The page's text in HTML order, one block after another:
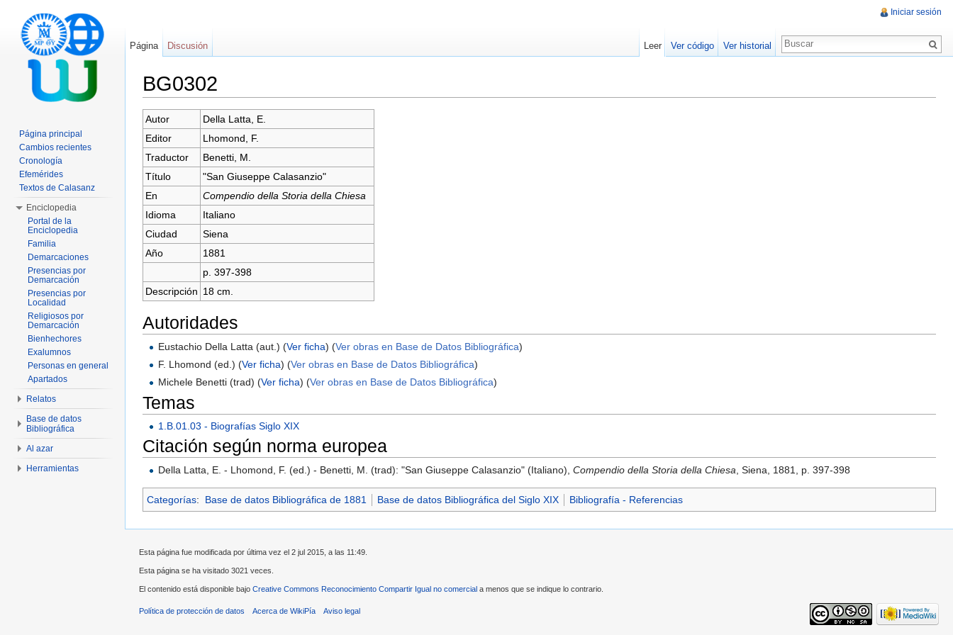
BG0302
Autor
Della Latta, E.
Editor
Lhomond, F.
Traductor
Benetti, M.
Título
"San Giuseppe Calasanzio"
En
Compendio della Storia della Chiesa
Idioma
Italiano
Ciudad
Siena
Año
1881
p. 397-398
Descripción 18 cm.
Autoridades
Eustachio Della Latta (aut.) (Ver ficha) (Ver obras en Base de Datos Bibliográfica)
F. Lhomond (ed.) (Ver ficha) (Ver obras en Base de Datos Bibliográfica)
Michele Benetti (trad) (Ver ficha) (Ver obras en Base de Datos Bibliográfica)
Temas
1.B.01.03 - Biografías Siglo XIX
Citación según norma europea
Della Latta, E. - Lhomond, F. (ed.) - Benetti, M. (trad): "San Giuseppe Calasanzio" (Italiano),Compendio della Storia della Chiesa , Siena, 1881, p. 397-398
Categorías: Base de datos Bibliográfica de 1881 Base de datos Bibliográfica del Siglo XIX Bibliografía - Referencias
Iniciar sesión
Página Discusión Leer Ver código Ver historial
Página principal
Cambios recientes
Cronología
Efemérides
Textos de Calasanz
Enciclopedia
Portal de la
Enciclopedia
Familia
Demarcaciones
Presencias por
Demarcación
Presencias por
Localidad
Religiosos por
Demarcación
Bienhechores
Exalumnos
Personas en general
Apartados
Relatos
Base de datos
Bibliográfica
Al azar
Herramientas
Esta página fue modificada por última vez el 2 jul 2015, a las 11:49.
Esta página se ha visitado 3021 veces.
El contenido está disponible bajo Creative Commons Reconocimiento Compartir Igual no comercial a menos que se indique lo contrario.
Política de protección de datos Acerca de WikiPía Aviso legal